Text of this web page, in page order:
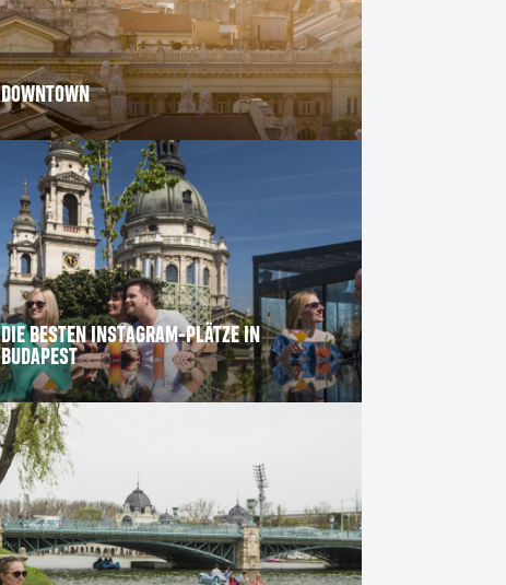
DOWNTOWN
DIE BESTEN INSTAGRAM-PLÄTZE IN
BUDAPEST